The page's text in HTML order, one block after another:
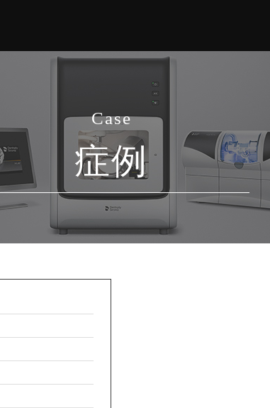
Case
症例